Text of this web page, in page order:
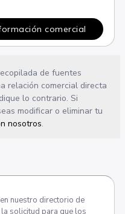
comercial
de fuentes
relación comercial directa
lo contrario. Si
modificar o eliminar tu
nosotros.
nuestro directorio de
solicitud para que los